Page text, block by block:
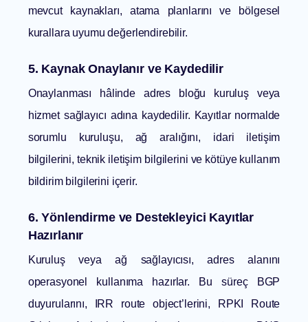
mevcut kaynakları, atama planlarını ve bölgesel
kurallara uyumu değerlendirebilir.
5. Kaynak Onaylanır ve Kaydedilir
Onaylanması hâlinde adres bloğu kuruluş veya
hizmet sağlayıcı adına kaydedilir. Kayıtlar normalde
sorumlu kuruluşu, ağ aralığını, idari iletişim
bilgilerini, teknik iletişim bilgilerini ve kötüye kullanım
bildirim bilgilerini içerir.
6. Yönlendirme ve Destekleyici Kayıtlar
Hazırlanır
Kuruluş veya ağ sağlayıcısı, adres alanını
operasyonel kullanıma hazırlar. Bu süreç BGP
duyurularını, IRR route object’lerini, RPKI Route